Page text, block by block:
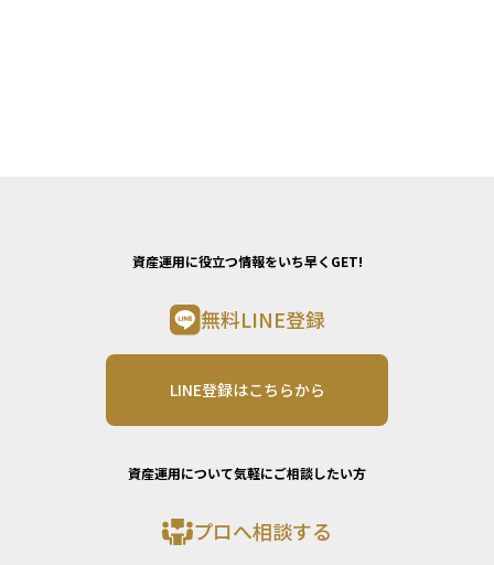
資産運用に役立つ情報をいち早くGET!
無料LINE登録
LINE登録はこちらから
資産運用について気軽にご相談したい方
プロへ相談する